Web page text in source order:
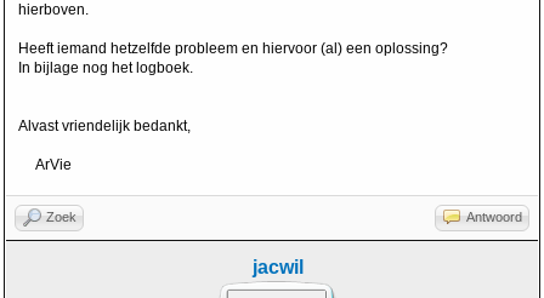
hierboven.
Heeft iemand hetzelfde probleem en hiervoor (al) een oplossing?
In bijlage nog het logboek.
Alvast vriendelijk bedankt,
ArVie
Zoek Antwoord
jacwil